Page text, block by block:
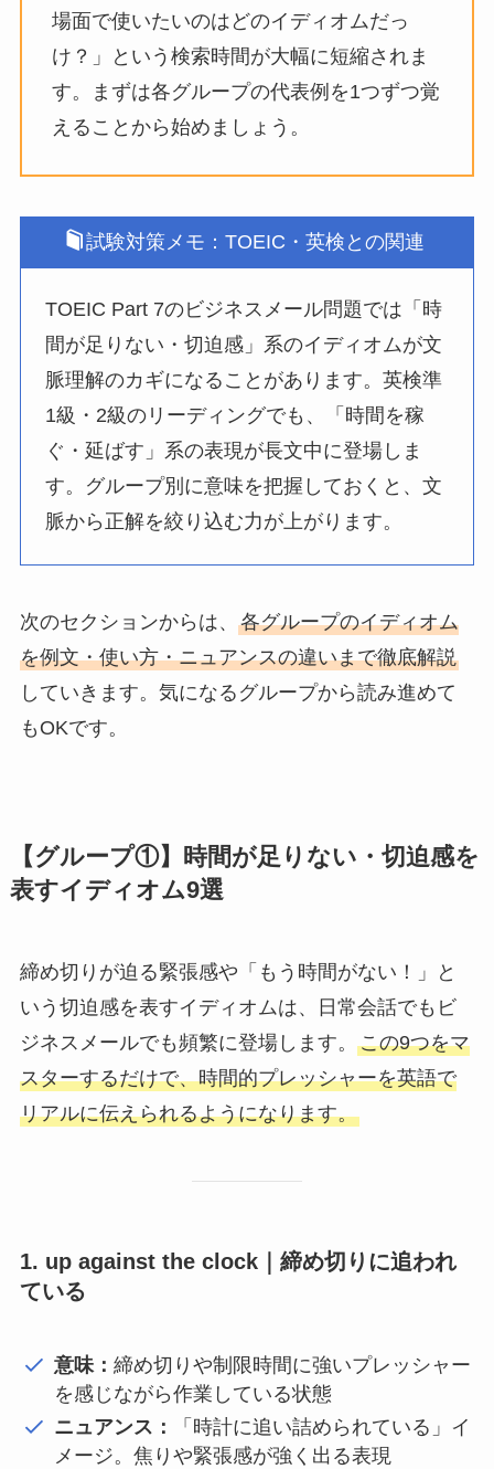
場面で使いたいのはどのイディオムだっ
け？」という検索時間が大幅に短縮されま
す。まずは各グループの代表例を1つずつ覚
えることから始めましょう。
試験対策メモ：TOEIC・英検との関連
TOEIC Part 7のビジネスメール問題では「時
間が足りない・切迫感」系のイディオムが文
脈理解のカギになることがあります。英検準
1級・2級のリーディングでも、「時間を稼
ぐ・延ばす」系の表現が長文中に登場しま
す。グループ別に意味を把握しておくと、文
脈から正解を絞り込む力が上がります。
次のセクションからは、 各グループのイディオム
を例文・使い方・ニュアンスの違いまで徹底解説
していきます。気になるグループから読み進めて
もOKです。
【グループ①】時間が足りない・切迫感を
表すイディオム9選
締め切りが迫る緊張感や「もう時間がない！」と
いう切迫感を表すイディオムは、日常会話でもビ
ジネスメールでも頻繁に登場します。 この9つをマ
スターするだけで、時間的プレッシャーを英語で
リアルに伝えられるようになります。
1. up against the clock｜締め切りに追われ
ている
意味：締め切りや制限時間に強いプレッシャー
を感じながら作業している状態
ニュアンス：
「時計に追い詰められている」イ
メージ。焦りや緊張感が強く出る表現